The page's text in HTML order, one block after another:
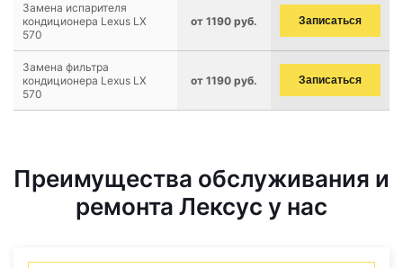
Замена испарителя
кондиционера Lexus LX
570
от 1190 руб. Записаться
Замена фильтра
кондиционера Lexus LX
570
от 1190 руб. Записаться
Преимущества обслуживания и
ремонта Лексус у нас